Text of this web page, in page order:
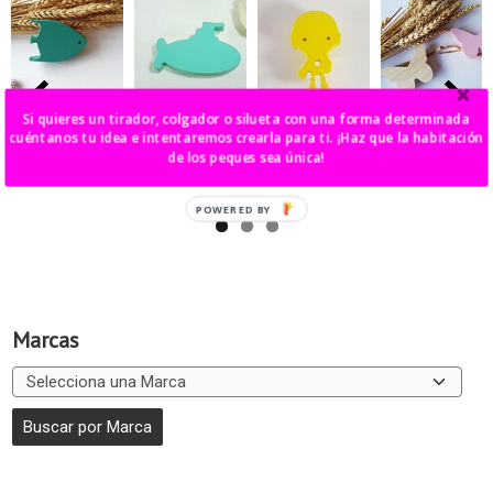
Marcas
tirador pez
tropical
tirador
submarino
6,00 €
tirador c3po
6,00 €
tirador/
mariposa anais
Si quieres un tirador, colgador o silueta con una forma determinada
cuéntanos tu idea e intentaremos crearla para ti. ¡Haz que la habitación
de los peques sea única!
POWERED BY